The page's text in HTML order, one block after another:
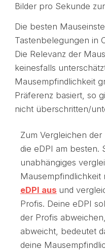
Bilder pro Sekunde
Die besten
Tastenbelegungen in
Die Relevanz der
keinesfalls
Mausempfindlichkeit
Präferenz basiert, so
nicht überschritten/
Zum Vergleichen
die eDPI am besten.
unabhängiges
Mausempfindlichkeit
eDPI aus und
Profis. Deine eDPI
der Profis
abweicht, bedeutet
deine